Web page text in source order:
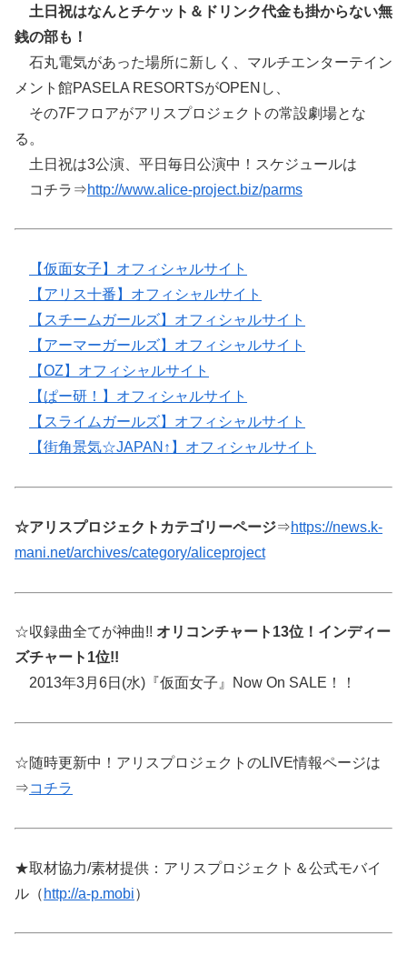
土日祝はなんとチケット＆ドリンク代金も掛からない無
銭の部も！
石丸電気があった場所に新しく、マルチエンターテイン
メント館PASELA RESORTSがOPENし、
その7Fフロアがアリスプロジェクトの常設劇場とな
る。
土日祝は3公演、平日毎日公演中！スケジュールは
コチラ⇒http://www.alice-project.biz/parms
【仮面女子】オフィシャルサイト
【アリス十番】オフィシャルサイト
【スチームガールズ】オフィシャルサイト
【アーマーガールズ】オフィシャルサイト
【OZ】オフィシャルサイト
【ぱー研！】オフィシャルサイト
【スライムガールズ】オフィシャルサイト
【街角景気☆JAPAN↑】オフィシャルサイト
☆アリスプロジェクトカテゴリーページ⇒https://news.k-
mani.net/archives/category/aliceproject
☆収録曲全てが神曲!! オリコンチャート13位！インディー
ズチャート1位!!
2013年3月6日(水)『仮面女子』Now On SALE！！
☆随時更新中！アリスプロジェクトのLIVE情報ページは
⇒コチラ
★取材協力/素材提供：アリスプロジェクト＆公式モバイ
ル（ http://a-p.mobi）